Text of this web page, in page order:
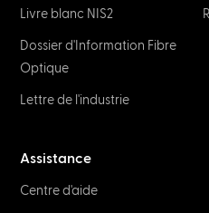
Livre blanc NIS2
Dossier d'Information Fibre
Optique
Lettre de l'industrie
Assistance
Centre d'aide